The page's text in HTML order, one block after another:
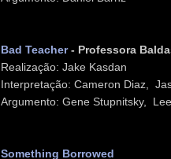
Bad Teacher- Professora
Realização: Jake Kasdan
Interpretação: Cameron Diaz,
Argumento: Gene Stupnitsky,
Something Borrowed